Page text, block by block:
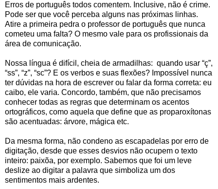
Erros de português todos comentem. Inclusive, não é crime.
Pode ser que você perceba alguns nas próximas linhas.
Atire a primeira pedra o professor de português que nunca
cometeu uma falta? O mesmo vale para os profissionais da
área de comunicação.
Nossa língua é difícil, cheia de armadilhas: quando usar “ç”,
“ss”, “z”, “sc”? E os verbos e suas flexões? Impossível nunca
ter dúvidas na hora de escrever ou falar da forma correta: eu
caibo, ele varia. Concordo, também, que não precisamos
conhecer todas as regras que determinam os acentos
ortográficos, como aquela que define que as proparoxítonas
são acentuadas: árvore, mágica etc.
Da mesma forma, não condeno as escapadelas por erro de
digitação, desde que esses desvios não ocupem o texto
inteiro: paixõa, por exemplo. Sabemos que foi um leve
deslize ao digitar a palavra que simboliza um dos
sentimentos mais ardentes.